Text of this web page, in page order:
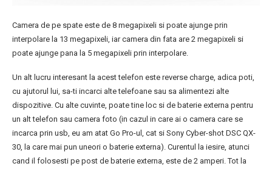
Camera de pe spate este de 8 megapixeli si poate ajunge prin
interpolare la 13 megapixeli, iar camera din fata are 2 megapixeli si
poate ajunge pana la 5 megapixeli prin interpolare.
Un alt lucru interesant la acest telefon este reverse charge, adica poti,
cu ajutorul lui, sa-ti incarci alte telefoane sau sa alimentezi alte
dispozitive. Cu alte cuvinte, poate tine loc si de baterie externa pentru
un alt telefon sau camera foto (in cazul in care ai o camera care se
incarca prin usb, eu am atat Go Pro-ul, cat si Sony Cyber-shot DSC QX-
30, la care mai pun uneori o baterie externa). Curentul la iesire, atunci
cand il folosesti pe post de baterie externa, este de 2 amperi. Tot la